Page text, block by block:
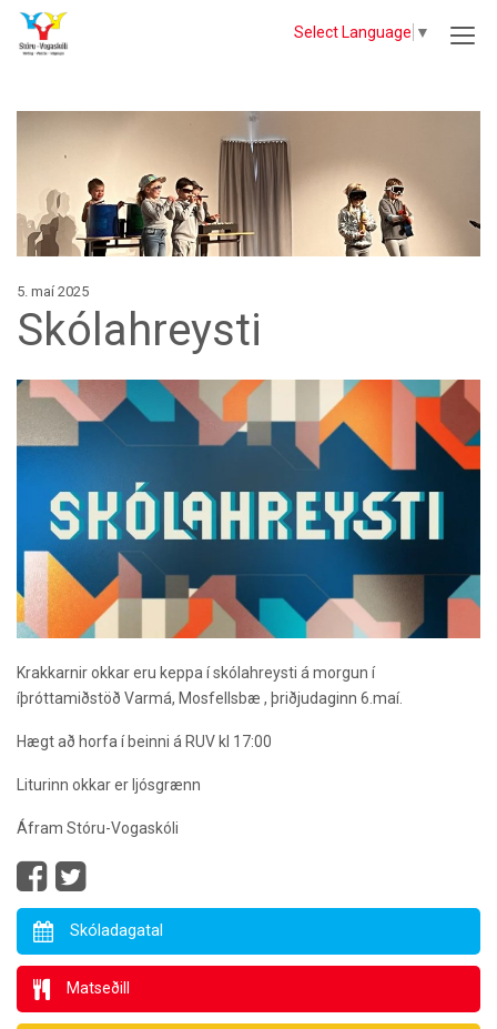
Select Language ▼
5. maí 2025
Skólahreysti
Krakkarnir okkar eru keppa í skólahreysti á morgun í
íþróttamiðstöð Varmá, Mosfellsbæ , þriðjudaginn 6.maí.
Hægt að horfa í beinni á RUV kl 17:00
Liturinn okkar er ljósgrænn
Áfram Stóru-Vogaskóli
Skóladagatal
Matseðill